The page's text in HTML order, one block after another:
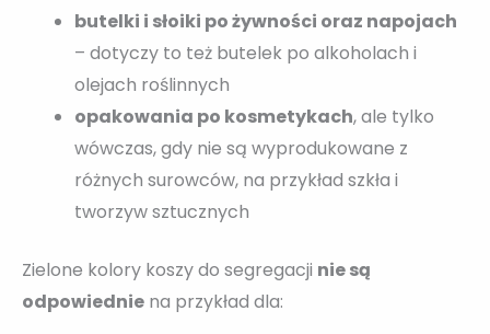
butelki i słoiki po żywności oraz napojach
– dotyczy to też butelek po alkoholach i
olejach roślinnych
opakowania po kosmetykach, ale tylko
wówczas, gdy nie są wyprodukowane z
różnych surowców, na przykład szkła i
tworzyw sztucznych
Zielone kolory koszy do segregacji nie są
odpowiednie na przykład dla: